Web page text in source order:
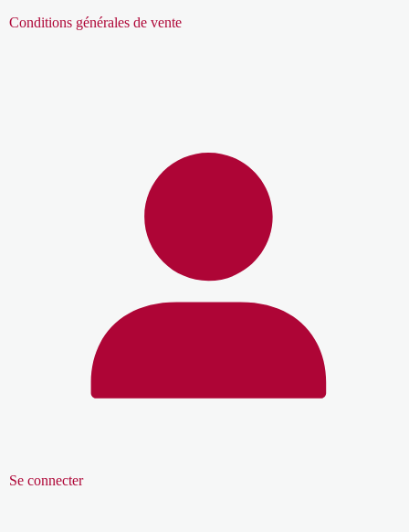
Conditions générales de vente
Se connecter